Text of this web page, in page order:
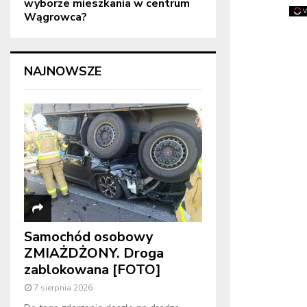
wyborze mieszkania w centrum
Wągrowca?
NAJNOWSZE
Samochód osobowy
ZMIAŻDŻONY. Droga
zablokowana [FOTO]
7 sierpnia 2026